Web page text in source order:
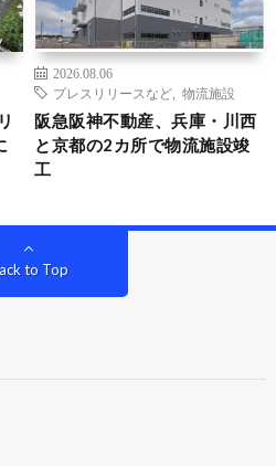
2026.08.06
プレスリリースなど
物流施設
阪急阪神不動産、兵庫・川西
と京都の2カ所で物流施設竣
工
to Top